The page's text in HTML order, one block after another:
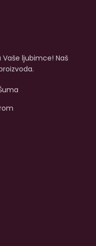
Vaše ljubimce! Naš